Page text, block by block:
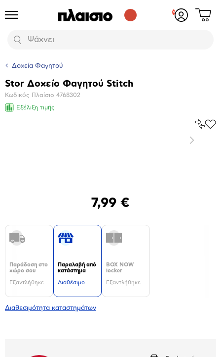
Προϊόντα
Αναζήτηση
Δες
Δοχεία Φαγητού
Βασικά
χαρακτηριστικά
Stor Δοχείο Φαγητού Stitch
Κωδικός Πλαίσιο 4768302
Εξέλιξη τιμής
Επόμενο
7,99 €
Παράδοση στο
χώρο σου
Εξαντλήθηκε
Παραλαβή από
κατάστημα
Διαθέσιμο
BOX NOW
locker
Εξαντλήθηκε
Διαθεσιμότητα καταστημάτων